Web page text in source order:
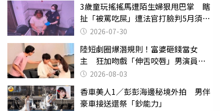
3歲童玩搖搖馬遭陌生婦狠甩巴掌 瞎
扯「被罵吃屎」遭法官打臉判5月須入
監 2026-07-30
陸短劇圈爆潛規則！富婆砸錢當女
主 狂加吻戲「伸舌咬唇」男演員崩
潰 2026-08-03
香車美人1／彭彭海邊秘境外拍 男伴
豪車接送還祭「鈔能力」